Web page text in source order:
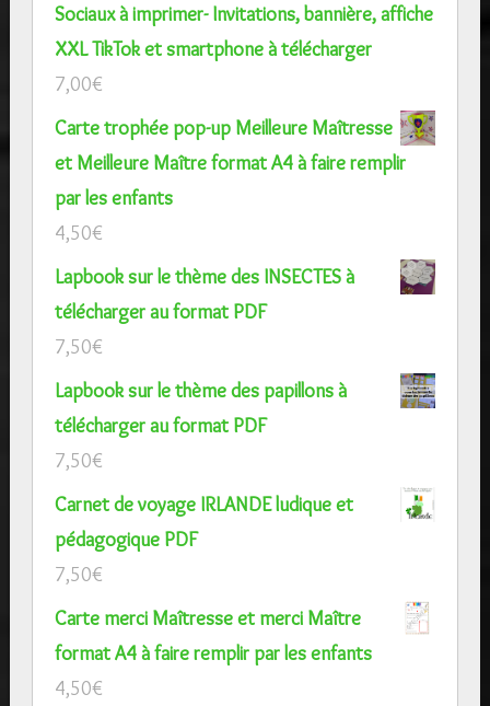
Sociaux à imprimer- Invitations, bannière, affiche
XXL TikTok et smartphone à télécharger
7,00€
Carte trophée pop-up Meilleure Maîtresse
et Meilleure Maître format A4 à faire remplir
par les enfants
4,50€
Lapbook sur le thème des INSECTES à
télécharger au format PDF
7,50€
Lapbook sur le thème des papillons à
télécharger au format PDF
7,50€
Carnet de voyage IRLANDE ludique et
pédagogique PDF
7,50€
Carte merci Maîtresse et merci Maître
format A4 à faire remplir par les enfants
4,50€